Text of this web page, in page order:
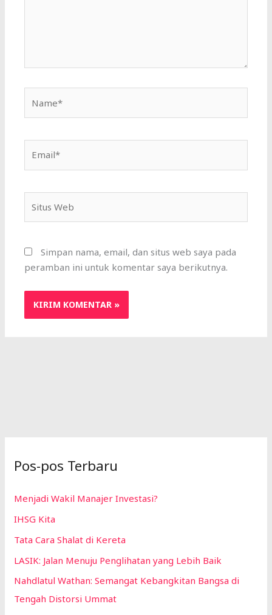
Web
Simpan nama, email, dan situs web saya pada
peramban ini untuk komentar saya berikutnya.
Pos-pos Terbaru
Menjadi Wakil Manajer Investasi?
IHSG Kita
Tata Cara Shalat di Kereta
LASIK: Jalan Menuju Penglihatan yang Lebih Baik
Nahdlatul Wathan: Semangat Kebangkitan Bangsa di
Tengah Distorsi Ummat